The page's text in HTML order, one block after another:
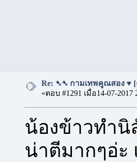
Re: ➴➴ กามเทพคูณสอง ♥ [
«ตอบ #1291 เมื่อ14-07-2017
น้องข้าวทำนิ
น่าตีมากๆอ่ะ